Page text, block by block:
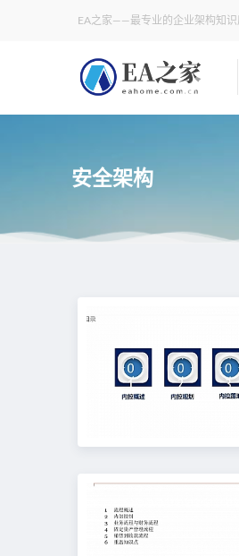
EA之家——最专业的企业架构知识
安全架构